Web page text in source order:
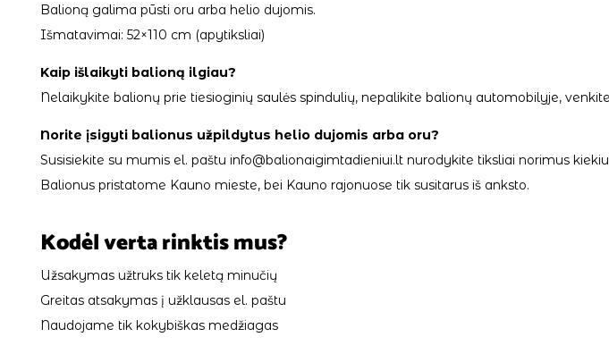
Balioną galima pūsti oru arba helio dujomis.
Išmatavimai: 52×110 cm (apytiksliai)
Kaip išlaikyti balioną ilgiau?
Nelaikykite balionų prie tiesioginių saulės spindulių, nepalikite balionų automobilyje,
Norite įsigyti balionus užpildytus helio dujomis arba oru?
Susisiekite su mumis el. paštu info@balionaigimtadieniui.lt nurodykite tiksliai norimus
Balionus pristatome Kauno mieste, bei Kauno rajonuose tik susitarus iš anksto.
Kodėl verta rinktis mus?
Užsakymas užtruks tik keletą minučių
Greitas atsakymas į užklausas el. paštu
Naudojame tik kokybiškas medžiagas